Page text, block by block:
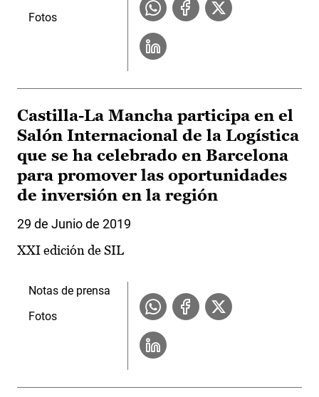
Fotos
Castilla-La Mancha participa en el
Salón Internacional de la Logística
que se ha celebrado en Barcelona
para promover las oportunidades
de inversión en la región
29 de Junio de 2019
XXI edición de SIL
Notas de prensa
Fotos